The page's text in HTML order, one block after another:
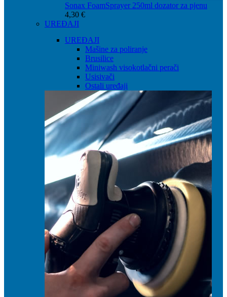
Sonax FoamSprayer 250ml dozator za pjenu
4,30 €
UREĐAJI
UREĐAJI
Mašine za poliranje
Brusilice
Miniwash visokotlačni perači
Usisivači
Ostali uređaji